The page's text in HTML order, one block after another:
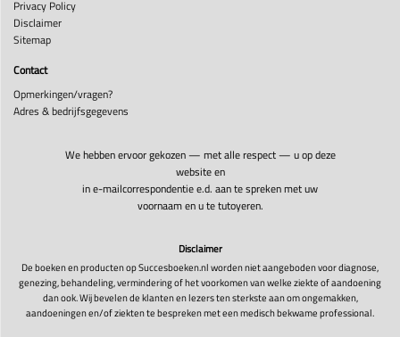
Privacy Policy
Disclaimer
Sitemap
Contact
Opmerkingen/vragen?
Adres & bedrijfsgegevens
We hebben ervoor gekozen — met alle respect — u op deze
website en
in e-mailcorrespondentie e.d. aan te spreken met uw
voornaam en u te tutoyeren.
Disclaimer
De boeken en producten op Succesboeken.nl worden niet aangeboden voor diagnose,
genezing, behandeling, vermindering of het voorkomen van welke ziekte of aandoening
dan ook. Wij bevelen de klanten en lezers ten sterkste aan om ongemakken,
aandoeningen en/of ziekten te bespreken met een medisch bekwame professional.